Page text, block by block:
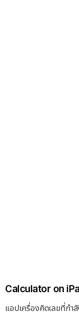
Calculator on
แอปเครื่องคิดเลขที่กำ